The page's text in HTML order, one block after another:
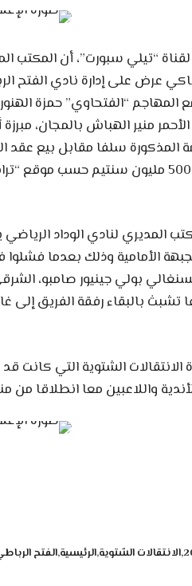
“تيلي سبورت”، أن المكتب
المهاجم “الفتحاوي” حمزة
منير الهباش بالمجان،
المذكورة سلفا مقابل بيع عقد
أن قيمته السوقية تبلغ 500 مليون
المديري لنادي الوداد
الأمامية وذلك بعدما فشلوا
بولي جينيور صامبو،
تشبث بالبقاء رفقة الفريق إلى
الانتقالات الشتوية التي كانت
واللاعبين معا انطلاقا من
الانتقالات الشتوية الرئيسيةالفتح